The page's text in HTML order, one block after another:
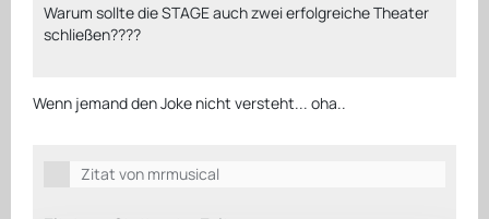
Warum sollte die STAGE auch zwei erfolgreiche Theater
schließen????
Wenn jemand den Joke nicht versteht... oha..
Zitat von mrmusical